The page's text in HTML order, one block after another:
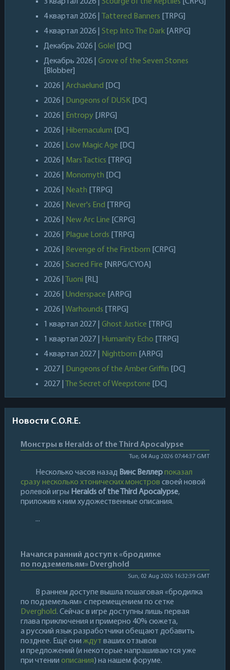
4 квартал 2026 |
Tattered Banners
[TRPG]
4 квартал 2026 | Step Into The Dark [ARPG]
Декабрь 2026 | Golel
[DC]
Декабрь 2026 | Grove of the Seven Stones
[Blobber]
2026 | Archaelund
[DC]
2026 |
Dungeons of DUSK
[DC]
2026 |
Entropy [JRPG]
2026 |
Hibernaculum
[DC]
2026 |
Low Magic Age
[DC]
2026 |
Mars Tactics
[TRPG]
2026 |
Monomyth
[DC]
2026 |
Neath
[TRPG]
2026 |
Never's End
[TRPG]
2026 |
New Arc Line [CRPG]
2026 |
Plague Lords
[TRPG]
2026 |
Revenge of the Firstborn [CRPG]
2026 | Sacred Fire
[NRPG/CYOA]
2026 |
Tuoni
[RL]
2026 | Underspace [ARPG]
2026 | Warhounds
[TRPG]
1 квартал 2027 | Ghost Justice
[TRPG]
1 квартал 2027 |
Humanity Echo
[TRPG]
4 квартал 2027 |
Nightborn [ARPG]
2027 |
Dungeons of the Amber Griffin
[DC]
2027 |
The Secret of Weepstone [DC]
Новости C.O.R.E.
Монстры в Heralds of the Third Apocalypse
Tue, 04 Aug 2026 07:44:37 GMT
Несколько часов назад Винс Веллер показал
сразу несколько хтонических монстров своей новой
ролевой игры Heralds of the Third Apocalypse,
приложив к ним художественные описания.
...
Начался ранний доступ к «бродилке
по подземельям» Dverghold
Sun, 02 Aug 2026 16:32:39 GMT
В раннем доступе вышла пошаговая «бродилка
по подземельям» с перемещением по сетке
Dverghold. Сейчас в игре доступны лишь первая
глава приключения и примерно 40% сюжета,
а русский язык разработчики обещают добавить
позднее. Ещё они ждут ваших отзывов
и предложений (и некоторые напрашиваются уже
при чтении описания) на нашем форуме.